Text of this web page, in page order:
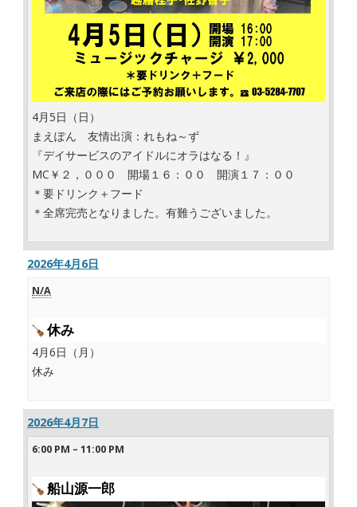
4月5日（日）
まえぽん 友情出演：れもね～ず
『デイサービスのアイドルにオラはなる！』
MC￥２，０００ 開場１６：００ 開演１７：００
＊要ドリンク＋フード
＊全席完売となりました。有難うございました。
2026年4月6日
N/A
休み
4月6日（月）
休み
2026年4月7日
6:00 PM – 11:00 PM
船山源一郎